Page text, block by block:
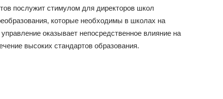
послужит стимулом для директоров школ
которые необходимы в школах на
оказывает непосредственное влияние на
высоких стандартов образования.